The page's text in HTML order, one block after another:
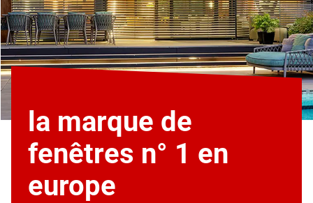
la marque de
fenêtres n° 1 en
europe